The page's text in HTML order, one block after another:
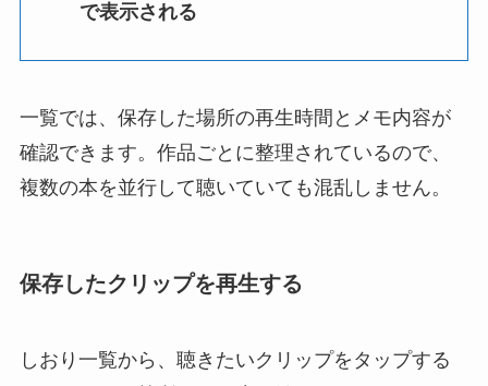
で表示される
一覧では、保存した場所の再生時間とメモ内容が
確認できます。作品ごとに整理されているので、
複数の本を並行して聴いていても混乱しません。
保存したクリップを再生する
しおり一覧から、聴きたいクリップをタップする